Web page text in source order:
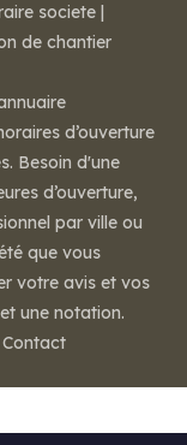
societe |
de chantier
d’ouverture
Besoin d'une
d’ouverture,
par ville ou
que vous
votre avis et vos
une notation.
Contact